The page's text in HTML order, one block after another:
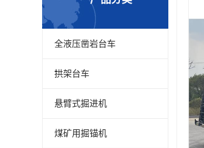
全液压凿岩台车
拱架台车
悬臂式掘进机
煤矿用掘锚机